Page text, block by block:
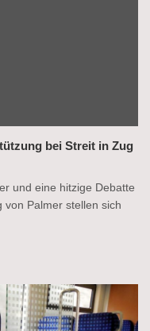
bei Streit in Zug
und eine hitzige Debatte
von Palmer stellen sich